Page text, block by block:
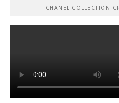
CHANEL COLLECTION